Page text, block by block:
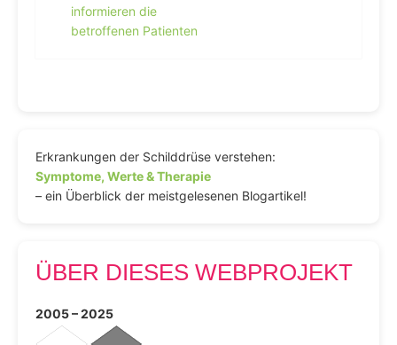
informieren die
betroffenen Patienten
Erkrankungen der Schilddrüse verstehen:
Symptome, Werte & Therapie
– ein Überblick der meistgelesenen Blogartikel!
ÜBER DIESES WEBPROJEKT
2005 – 2025